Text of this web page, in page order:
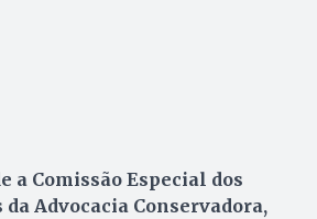
a Comissão Especial dos
da Advocacia Conservadora,